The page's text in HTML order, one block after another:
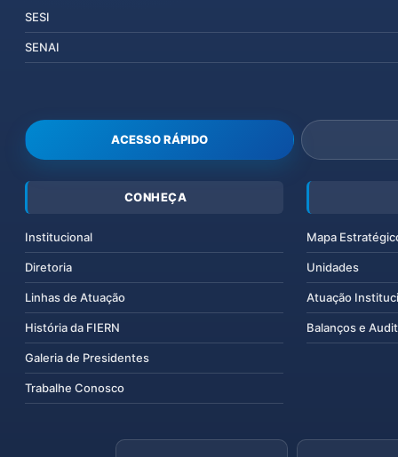
SESI
SENAI
ACESSO RÁPIDO
CONHEÇA
Institucional
Diretoria
Linhas de Atuação
História da FIERN
Galeria de Presidentes
Trabalhe Conosco
Mapa
Unidades
Atuação
Balanços e